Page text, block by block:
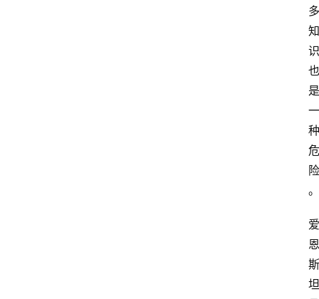
多
知
识
也
是
一
种
危
险
。
爱
恩
斯
坦